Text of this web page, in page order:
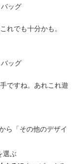
れでも十分かも。
ですね。あれこれ遊
ら「その他のデザイ
選ぶ